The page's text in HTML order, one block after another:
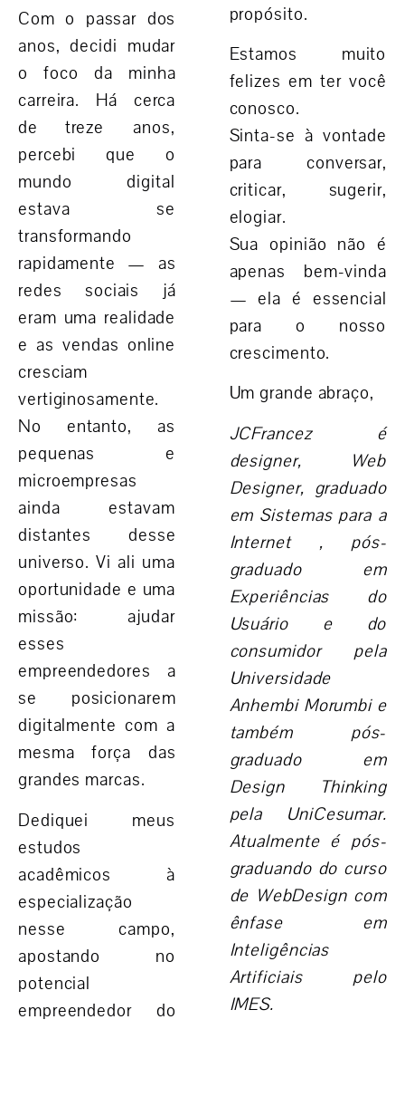
Com o passar dos
anos, decidi mudar
o foco da minha
carreira. Há cerca
de treze anos,
percebi que o
mundo digital
estava se
transformando
rapidamente — as
redes sociais já
eram uma realidade
e as vendas online
cresciam
vertiginosamente.
No entanto, as
pequenas e
microempresas
ainda estavam
distantes desse
universo. Vi ali uma
oportunidade e uma
missão: ajudar
esses
empreendedores a
se posicionarem
digitalmente com a
mesma força das
grandes marcas.
Dediquei meus
estudos
acadêmicos à
especialização
nesse campo,
apostando no
potencial
empreendedor do
propósito.
Estamos muito
felizes em ter você
conosco.
Sinta-se à vontade
para conversar,
criticar, sugerir,
elogiar.
Sua opinião não é
apenas bem-vinda
— ela é essencial
para o nosso
crescimento.
Um grande abraço,
JCFrancez é
designer, Web
Designer, graduado
em Sistemas para a
Internet , pós-
graduado em
Experiências do
Usuário e do
consumidor pela
Universidade
Anhembi Morumbi e
também pós-
graduado em
Design Thinking
pela UniCesumar.
Atualmente é pós-
graduando do curso
de WebDesign com
ênfase em
Inteligências
Artificiais pelo
IMES.